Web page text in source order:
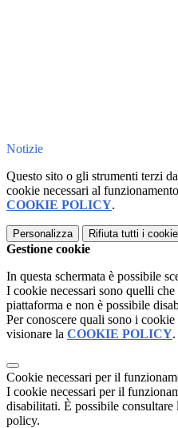
Notizie
Questo sito o gli strumenti terzi
cookie necessari al
COOKIE POLICY.
Personalizza Rifiuta tutti i
Gestione cookie
In questa schermata è possibile
I cookie necessari sono quelli
piattaforma e non è possibile
Per conoscere quali sono i
visionare la COOKIE POLICY.
Cookie necessari per il
I cookie necessari per il
disabilitati. È possibile
policy.